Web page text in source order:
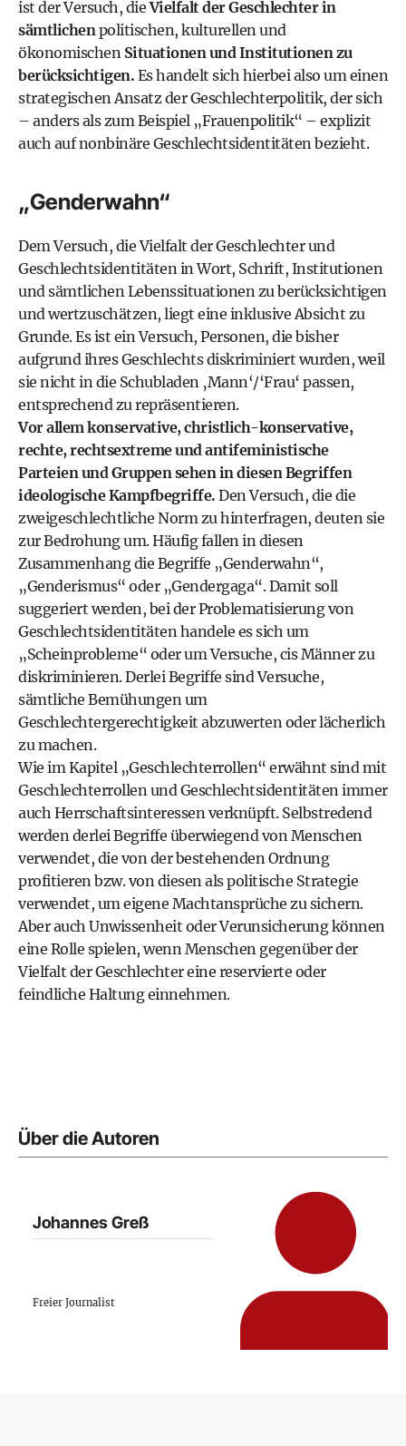
ist der Versuch, dieVielfalt der Geschlechter in
sämtlichen politischen, kulturellen und
ökonomischen Situationen und Institutionen zu
berücksichtigen. Es handelt sich hierbei also um einen
strategischen Ansatz der Geschlechterpolitik, der sich
– anders als zum Beispiel „Frauenpolitik“ – explizit
auch auf nonbinäre Geschlechtsidentitäten bezieht.
„Genderwahn“
Dem Versuch, die Vielfalt der Geschlechter und
Geschlechtsidentitäten in Wort, Schrift, Institutionen
und sämtlichen Lebenssituationen zu berücksichtigen
und wertzuschätzen, liegt eine inklusive Absicht zu
Grunde. Es ist ein Versuch, Personen, die bisher
aufgrund ihres Geschlechts diskriminiert wurden, weil
sie nicht in die Schubladen ‚Mann‘/‘Frau‘ passen,
entsprechend zu repräsentieren.
Vor allem konservative, christlich-konservative,
rechte, rechtsextreme und antifeministische
Parteien und Gruppen sehen in diesen Begriffen
ideologische Kampfbegriffe. Den Versuch, die die
zweigeschlechtliche Norm zu hinterfragen, deuten sie
zur Bedrohung um. Häufig fallen in diesen
Zusammenhang die Begriffe „Genderwahn“,
„Genderismus“ oder „Gendergaga“. Damit soll
suggeriert werden, bei der Problematisierung von
Geschlechtsidentitäten handele es sich um
„Scheinprobleme“ oder um Versuche, cis Männer zu
diskriminieren. Derlei Begriffe sind Versuche,
sämtliche Bemühungen um
Geschlechtergerechtigkeit abzuwerten oder lächerlich
zu machen.
Wie im Kapitel „Geschlechterrollen“ erwähnt sind mit
Geschlechterrollen und Geschlechtsidentitäten immer
auch Herrschaftsinteressen verknüpft. Selbstredend
werden derlei Begriffe überwiegend von Menschen
verwendet, die von der bestehenden Ordnung
profitieren bzw. von diesen als politische Strategie
verwendet, um eigene Machtansprüche zu sichern.
Aber auch Unwissenheit oder Verunsicherung können
eine Rolle spielen, wenn Menschen gegenüber der
Vielfalt der Geschlechter eine reservierte oder
feindliche Haltung einnehmen.
Über die Autoren
Johannes Greß
Freier Journalist